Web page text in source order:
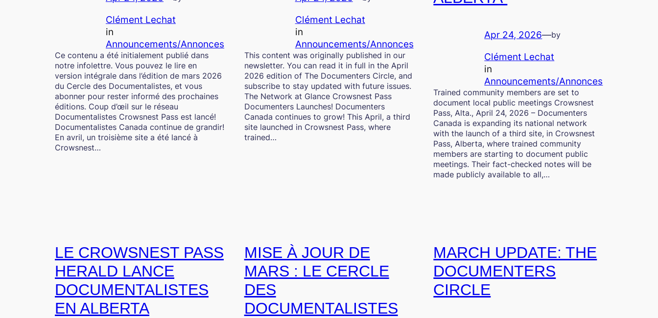
Clément Lechat
in
Announcements/Annonces
Ce contenu a été initialement publié dans
notre infolettre. Vous pouvez le lire en
version intégrale dans l’édition de mars 2026
du Cercle des Documentalistes, et vous
abonner pour rester informé des prochaines
éditions. Coup d’œil sur le réseau
Documentalistes Crowsnest Pass est lancé!
Documentalistes Canada continue de grandir!
En avril, un troisième site a été lancé à
Crowsnest…
Clément Lechat
in
Announcements/Annonces
This content was originally published in our
newsletter. You can read it in full in the April
2026 edition of The Documenters Circle, and
subscribe to stay updated with future issues.
The Network at Glance Crowsnest Pass
Documenters Launches! Documenters
Canada continues to grow! This April, a third
site launched in Crowsnest Pass, where
trained…
Apr 24, 2026—by
Clément Lechat
in
Announcements/Annonces
Trained community members are set to
document local public meetings Crowsnest
Pass, Alta., April 24, 2026 – Documenters
Canada is expanding its national network
with the launch of a third site, in Crowsnest
Pass, Alberta, where trained community
members are starting to document public
meetings. Their fact-checked notes will be
made publicly available to all,…
LE CROWSNEST PASS
HERALD LANCE
DOCUMENTALISTES
EN ALBERTA
MISE À JOUR DE
MARS : LE CERCLE
DES
DOCUMENTALISTES
MARCH UPDATE: THE
DOCUMENTERS
CIRCLE